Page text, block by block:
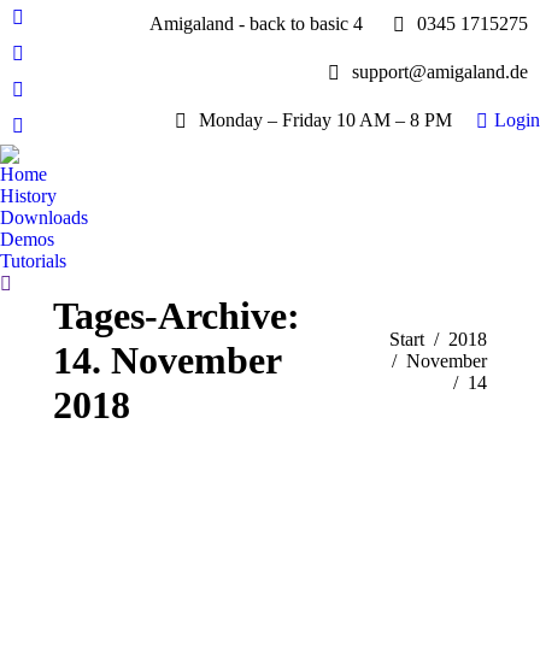
Facebook
page
opens
new
window
YouTube
page
opens
in
new
window
Whatsapp
page
opens
in
new
window
E-
Mail
page
opens
in
new
Amigaland - back to basic 4 0345 1715275
support@amigaland.de
Monday – Friday 10 AM – 8 PM Login
Home
History
Downloads
Demos
Tutorials
Search:
Tages-Archive:
14. November
2018
Sie befinden sich hier:
Start
2018
November
14